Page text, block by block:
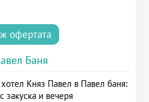
офертата
Баня
Княз Павел в Павел баня:
закуска и вечеря